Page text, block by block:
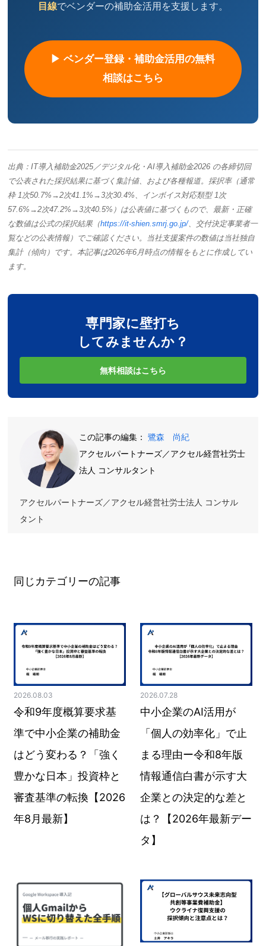
目線でベンダーの補助金活用を支援します。
▶ ベンダー登録・補助金活用の無料
相談はこちら
出典：IT導入補助金2025／デジタル化・AI導入補助金2026 の各締切回
で公表された採択結果に基づく集計値、および各種報道。採択率（通常
枠 1次50.7%→2次41.1%→3次30.4%、インボイス対応類型 1次
57.6%→2次47.2%→3次40.5%）は公表値に基づくもので、最新・正確
な数値は公式の採択結果（https://it-shien.smrj.go.jp/、交付決定事業者一
覧などの公表情報）でご確認ください。当社支援案件の数値は当社独自
集計（傾向）です。本記事は2026年6月時点の情報をもとに作成してい
ます。
専門家に壁打ち
してみませんか？
無料相談はこちら
この記事の編集：鷺森 尚紀
アクセルパートナーズ／アクセル経営社労士
法人 コンサルタント
アクセルパートナーズ／アクセル経営社労士法人 コンサル
タント
同じカテゴリーの記事
2026.08.03
令和9年度概算要求基
準で中小企業の補助金
はどう変わる？「強く
豊かな日本」投資枠と
審査基準の転換【2026
年8月最新】
2026.07.28
中小企業のAI活用が
「個人の効率化」で止
まる理由ー令和8年版
情報通信白書が示す大
企業との決定的な差と
は？【2026年最新デー
タ】